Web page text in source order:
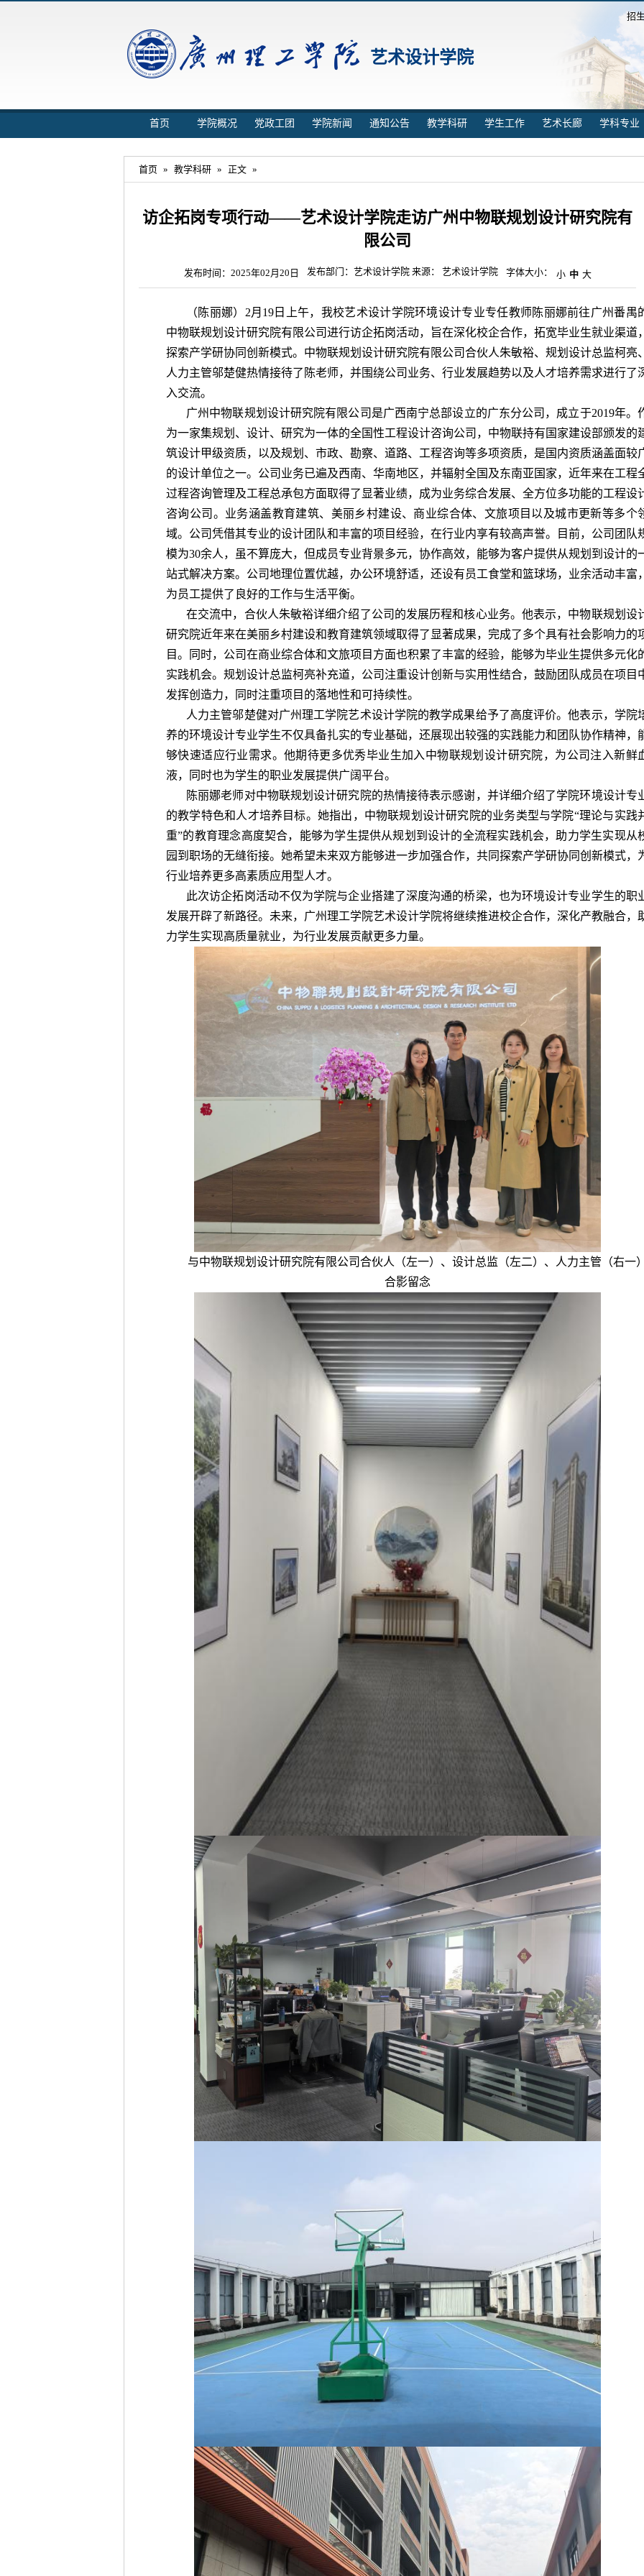
招
艺术设计学院
首页 学院概况 党政工团 学院新闻 通知公告 教学科研 学生工作 艺术长廊 学科专业
首页 » 教学科研 » 正文 »
访企拓岗专项行动——艺术设计学院走访广州中物联规划设计研究院有
限公司
发布时间：2025年02月20日 发布部门：艺术设计学院 来源： 艺术设计学院 字体大小： 小 中 大
（陈丽娜）2月19日上午，我校艺术设计学院环境设计专业专任教师陈丽娜前往广州番禺
中物联规划设计研究院有限公司进行访企拓岗活动，旨在深化校企合作，拓宽毕业生就业渠道，
探索产学研协同创新模式。中物联规划设计研究院有限公司合伙人朱敏裕、规划设计总监柯亮、
人力主管邬楚健热情接待了陈老师，并围绕公司业务、行业发展趋势以及人才培养需求进行了
入交流。
广州中物联规划设计研究院有限公司是广西南宁总部设立的广东分公司，成立于2019年。
为一家集规划、设计、研究为一体的全国性工程设计咨询公司，中物联持有国家建设部颁发的
筑设计甲级资质，以及规划、市政、勘察、道路、工程咨询等多项资质，是国内资质涵盖面较
的设计单位之一。公司业务已遍及西南、华南地区，并辐射全国及东南亚国家，近年来在工程
过程咨询管理及工程总承包方面取得了显著业绩，成为业务综合发展、全方位多功能的工程设
咨询公司。业务涵盖教育建筑、美丽乡村建设、商业综合体、文旅项目以及城市更新等多个
域。公司凭借其专业的设计团队和丰富的项目经验，在行业内享有较高声誉。目前，公司团队
模为30余人，虽不算庞大，但成员专业背景多元，协作高效，能够为客户提供从规划到设计的
站式解决方案。公司地理位置优越，办公环境舒适，还设有员工食堂和篮球场，业余活动丰富，
为员工提供了良好的工作与生活平衡。
在交流中，合伙人朱敏裕详细介绍了公司的发展历程和核心业务。他表示，中物联规划设
研究院近年来在美丽乡村建设和教育建筑领域取得了显著成果，完成了多个具有社会影响力的
目。同时，公司在商业综合体和文旅项目方面也积累了丰富的经验，能够为毕业生提供多元化
实践机会。规划设计总监柯亮补充道，公司注重设计创新与实用性结合，鼓励团队成员在项目
发挥创造力，同时注重项目的落地性和可持续性。
人力主管邬楚健对广州理工学院艺术设计学院的教学成果给予了高度评价。他表示，学院
养的环境设计专业学生不仅具备扎实的专业基础，还展现出较强的实践能力和团队协作精神，
够快速适应行业需求。他期待更多优秀毕业生加入中物联规划设计研究院，为公司注入新鲜
液，同时也为学生的职业发展提供广阔平台。
陈丽娜老师对中物联规划设计研究院的热情接待表示感谢，并详细介绍了学院环境设计专
的教学特色和人才培养目标。她指出，中物联规划设计研究院的业务类型与学院“理论与实践
重”的教育理念高度契合，能够为学生提供从规划到设计的全流程实践机会，助力学生实现从
园到职场的无缝衔接。她希望未来双方能够进一步加强合作，共同探索产学研协同创新模式，
行业培养更多高素质应用型人才。
此次访企拓岗活动不仅为学院与企业搭建了深度沟通的桥梁，也为环境设计专业学生的职
发展开辟了新路径。未来，广州理工学院艺术设计学院将继续推进校企合作，深化产教融合，
力学生实现高质量就业，为行业发展贡献更多力量。
与中物联规划设计研究院有限公司合伙人（左一）、设计总监（左二）、人力主管（右一）
合影留念